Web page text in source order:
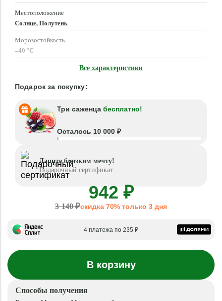
Местоположение
Солнце, Полутень
Морозостойкость
–40 °C
Все характеристики
Подарок за покупку:
Три саженца бесплатно!
Осталось 10 000 ₽
Дарите близким мечту!
Подарочный сертификат
942 ₽
3 140 ₽скидка 70% только 3 дня
4 платежа по 235 ₽
В корзину
Способы получения